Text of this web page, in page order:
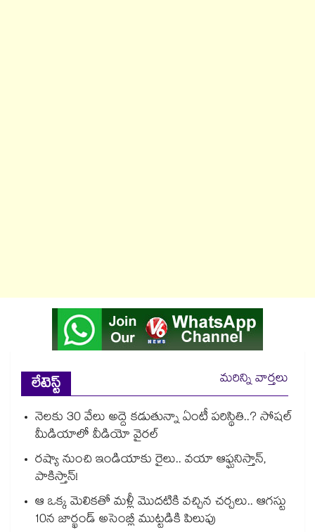
లేటెస్ట్
మరిన్ని వార్తలు
నెలకు 30 వేలు అద్దె కడుతున్నా ఏంటీ పరిస్థితి..? సోషల్
మీడియాలో వీడియో వైరల్
రష్యా నుంచి ఇండియాకు రైలు.. వయా ఆఫ్ఘనిస్తాన్,
పాకిస్తాన్!
ఆ ఒక్క మెలికతో మళ్లీ మొదటికి వచ్చిన చర్చలు.. ఆగస్టు
10న జార్ఖండ్ అసెంబ్లీ ముట్టడికి పిలుపు